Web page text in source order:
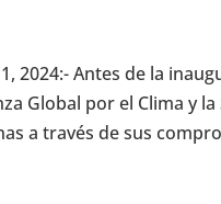
2024:- Antes de la
Global por el Clima y
a través de sus